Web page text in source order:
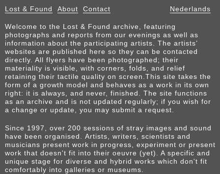
Lost & Found About Contact Nederlands
Welcome to the Lost & Found archive, featuring
photographs and reports from our evenings as well as
information about the participating artists. The artists’
websites are published here so they can be contacted
directly. All flyers have been photographed; their
materiality is visible, with corners, folds, and relief
retaining their tactile quality on screen.This site takes the
form of a growth model and behaves as a work in its own
right: it is always, and never, finished. The site functions
as an archive and is not updated regularly; if you wish for
a change or update, you may submit a request.
Since 1997, over 200 sessions of stray images and sound
have been organised. Artists, writers, scientists and
musicians present work in progress, experiment or present
work that doesn't fit into their oeuvre (yet). A specific and
unique stage for diverse and hybrid works which don't fit
comfortably into galleries or museums.